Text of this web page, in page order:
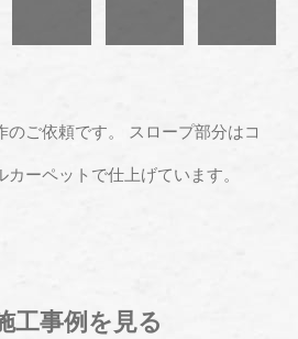
のご依頼です。 スロープ部分はコ
ーペットで仕上げています。
工事例を見る